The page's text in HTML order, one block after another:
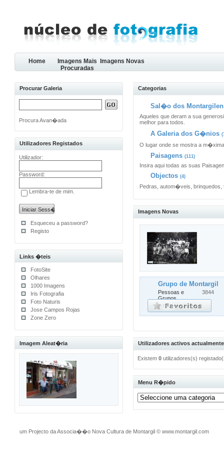
Home
Imagens Mais
Procuradas
Imagens Novas
Procurar Galeria
Procura Avan�ada
Utilizadores Registados
Utilizador:
Password:
Lembra-te de mim.
Esqueceu a password?
Registo
Links �teis
FotoSite
Olhares
1000 Imagens
Iris Fotografia
Foto Naturis
Jose Campos Rojas
Zone Zero
Imagem Aleat�ria
Categorias
Sal�o dos
Aqueles que deram a sua
melhor para todos.
A Galeria dos G�nios
O lugar onde se mostra a
Paisagens (111)
Insira aqui todas as suas
Objectos (4)
Pedras, autom�veis, brinquedos,
Imagens Novas
Grupo de Montargil
Pessoas e
Grupos
3844
Utilizadores activos
Existem0 utilizadores(s)
Menu R�pido
um Projecto da Associa��o Nova Cultura de Montargil©www.montargil.com